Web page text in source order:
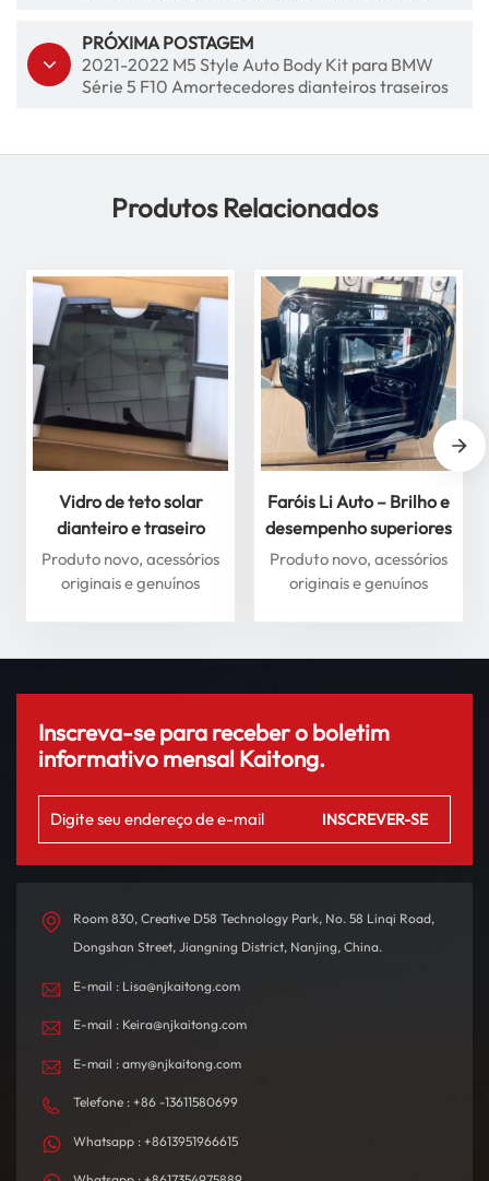
PRÓXIMA POSTAGEM
2021-2022 M5 Style Auto Body Kit para BMW
Série 5 F10 Amortecedores dianteiros traseiros
Produtos Relacionados
Vidro de teto solar
dianteiro e traseiro
premium para Li Auto
Série L – Melhore sua
Produto novo, acessórios
originais e genuínos
Faróis Li Auto – Brilho e
desempenho superiores
para máxima segurança
Produto novo, acessórios
originais e genuínos
Inscreva-se para receber o boletim
informativo mensal Kaitong.
Room 830, Creative D58 Technology Park, No. 58 Linqi Road,
Dongshan Street, Jiangning District, Nanjing, China.
E-mail : Lisa@njkaitong.com
E-mail : Keira@njkaitong.com
E-mail : amy@njkaitong.com
Telefone : +86 -13611580699
Whatsapp : +8613951966615